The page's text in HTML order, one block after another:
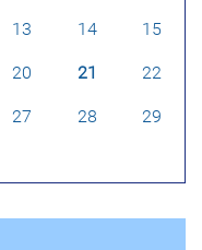
13 14 15
20 21 22
27 28 29